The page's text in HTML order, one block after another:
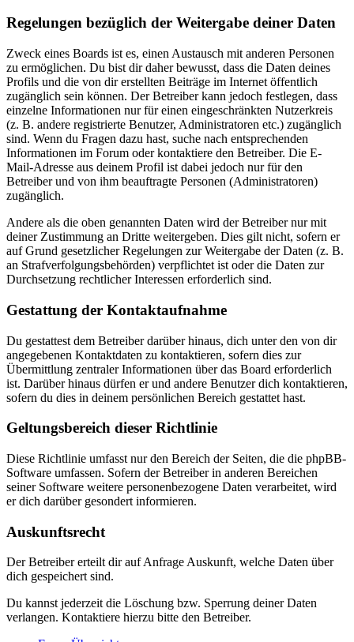
Regelungen bezüglich der Weitergabe deiner Daten
Zweck eines Boards ist es, einen Austausch mit anderen Personen
zu ermöglichen. Du bist dir daher bewusst, dass die Daten deines
Profils und die von dir erstellten Beiträge im Internet öffentlich
zugänglich sein können. Der Betreiber kann jedoch festlegen, dass
einzelne Informationen nur für einen eingeschränkten Nutzerkreis
(z. B. andere registrierte Benutzer, Administratoren etc.) zugänglich
sind. Wenn du Fragen dazu hast, suche nach entsprechenden
Informationen im Forum oder kontaktiere den Betreiber. Die E-
Mail-Adresse aus deinem Profil ist dabei jedoch nur für den
Betreiber und von ihm beauftragte Personen (Administratoren)
zugänglich.
Andere als die oben genannten Daten wird der Betreiber nur mit
deiner Zustimmung an Dritte weitergeben. Dies gilt nicht, sofern er
auf Grund gesetzlicher Regelungen zur Weitergabe der Daten (z. B.
an Strafverfolgungsbehörden) verpflichtet ist oder die Daten zur
Durchsetzung rechtlicher Interessen erforderlich sind.
Gestattung der Kontaktaufnahme
Du gestattest dem Betreiber darüber hinaus, dich unter den von dir
angegebenen Kontaktdaten zu kontaktieren, sofern dies zur
Übermittlung zentraler Informationen über das Board erforderlich
ist. Darüber hinaus dürfen er und andere Benutzer dich kontaktieren,
sofern du dies in deinem persönlichen Bereich gestattet hast.
Geltungsbereich dieser Richtlinie
Diese Richtlinie umfasst nur den Bereich der Seiten, die die phpBB-
Software umfassen. Sofern der Betreiber in anderen Bereichen
seiner Software weitere personenbezogene Daten verarbeitet, wird
er dich darüber gesondert informieren.
Auskunftsrecht
Der Betreiber erteilt dir auf Anfrage Auskunft, welche Daten über
dich gespeichert sind.
Du kannst jederzeit die Löschung bzw. Sperrung deiner Daten
verlangen. Kontaktiere hierzu bitte den Betreiber.